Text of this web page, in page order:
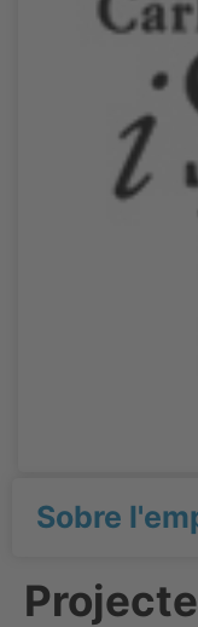
Sobre